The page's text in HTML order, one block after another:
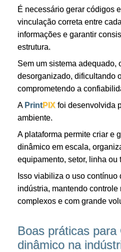
É necessário gerar códigos
vinculação correta entre
informações e garantir
estrutura.
Sem um sistema adequado,
desorganizado, dificultando
comprometendo a
A PrintPIX foi desenvolvida
ambiente.
A plataforma permite criar e
dinâmico em escala,
equipamento, setor, linha ou
Isso viabiliza o uso contínuo
indústria, mantendo
complexos e com grande
Boas práticas para
dinâmico na